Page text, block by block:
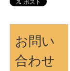
お問い
合わせ